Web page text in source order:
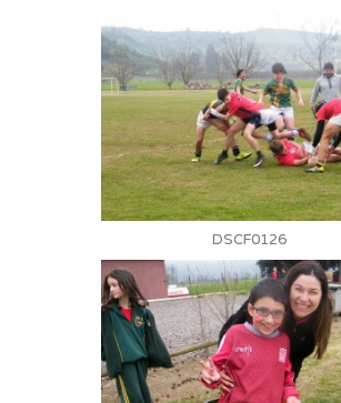
DSCF0126